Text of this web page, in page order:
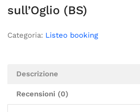
sull’Oglio (BS)
Categoria: Listeo booking
Descrizione
Recensioni (0)